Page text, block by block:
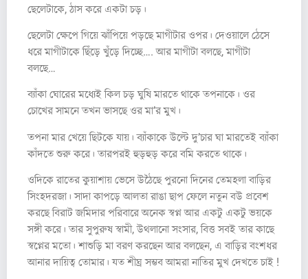
ছেলেটাকে, ঠাস করে একটা চড়।
ছেলেটা ক্ষেপে গিয়ে ঝাঁপিয়ে পড়ছে মাগীটার ওপর। দেওয়ালে ঠেসে
ধরে মাগীটাকে ছিঁড়ে খুঁড়ে দিচ্ছে…. আর মাগীটা বলছে, মাগীটা
বলছে…
ব্যাঁকা ঘোরের মধ্যেই কিল চড় ঘুষি মারতে থাকে তপনাকে। ওর
চোখের সামনে তখন ভাসছে ওর মা’র মুখ।
তপনা মার খেয়ে ছিটকে যায়। ব্যাঁকাকে উল্টে দু’চার ঘা মারতেই ব্যাঁকা
কাঁদতে শুরু করে। তারপরই হুড়হুড় করে বমি করতে থাকে।
ওদিকে রাতের কুয়াশায় ভেসে উঠৈছে পুরনো দিনের তেমহলা বাড়ির
সিংহদরজা। সাদা কাপড়ে আলতা রাঙা ছাপ ফেলে নতুন বউ প্রবেশ
করছে বিরাট জমিদার পরিবারে অনেক স্বপ্ন আর একটু একটু ভয়কে
সঙ্গী করে। তার সুপুরুষ স্বামী, উথলানো সংসার, বিত্ত সবই তার কাছে
স্বপ্নের মতো। শাশুড়ি মা বরণ করছেন আর বলছেন, এ বাড়ির বংশধর
আনার দায়িত্ব তোমার। যত শীঘ্র সম্ভব আমরা নাতির মুখ দেখতে চাই !